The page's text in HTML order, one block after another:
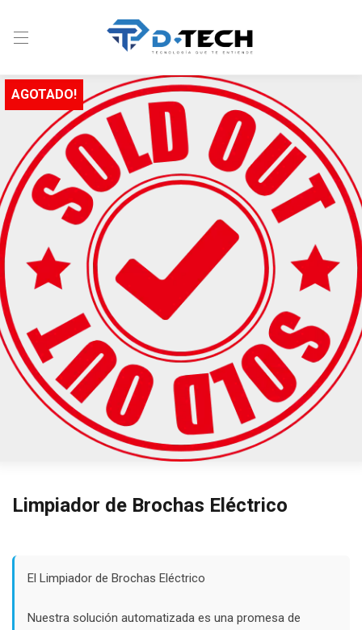
AGOTADO!
Limpiador de Brochas Eléctrico
El Limpiador de Brochas Eléctrico
Nuestra solución automatizada es una promesa de